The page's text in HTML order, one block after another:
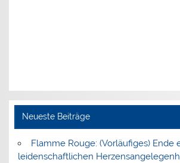
Neueste Beiträge
Flamme Rouge: (Vorläufiges) Ende
leidenschaftlichen